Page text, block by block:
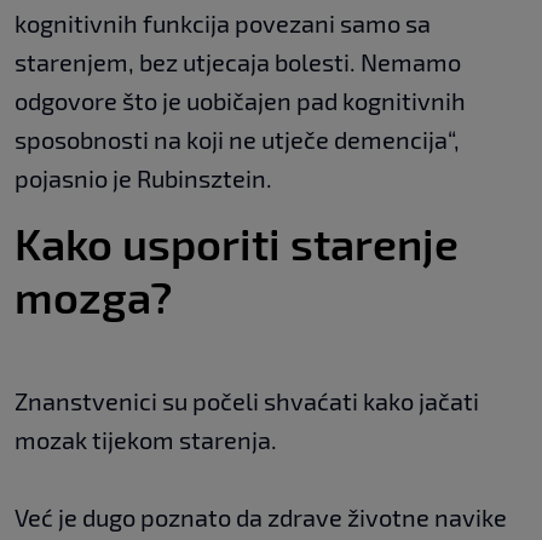
kognitivnih funkcija povezani samo sa
starenjem, bez utjecaja bolesti. Nemamo
odgovore što je uobičajen pad kognitivnih
sposobnosti na koji ne utječe demencija“,
pojasnio je Rubinsztein.
Kako usporiti starenje
mozga?
Znanstvenici su počeli shvaćati kako jačati
mozak tijekom starenja.
Već je dugo poznato da zdrave životne navike